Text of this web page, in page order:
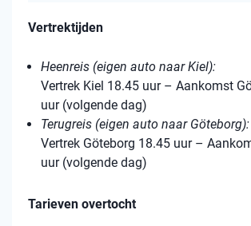
Vertrektijden
Heenreis (eigen auto naar Kiel):
Vertrek Kiel 18.45 uur – Aankomst
uur (volgende dag)
Terugreis (eigen auto naar Göteborg):
Vertrek Göteborg 18.45 uur –
uur (volgende dag)
Tarieven overtocht